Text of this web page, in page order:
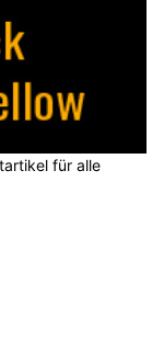
für alle